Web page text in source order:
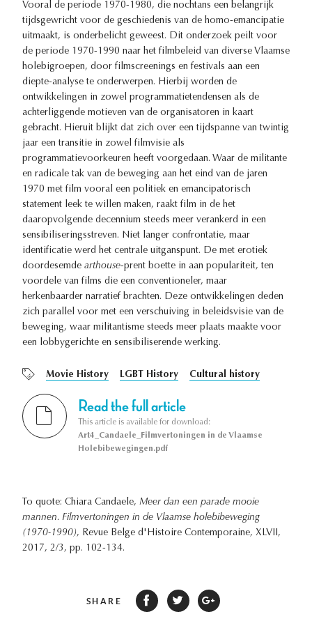
Vooral de periode 1970-1980, die nochtans een belangrijk
tijdsgewricht voor de geschiedenis van de homo-emancipatie
uitmaakt, is onderbelicht geweest. Dit onderzoek peilt voor
de periode 1970-1990 naar het filmbeleid van diverse Vlaamse
holebigroepen, door filmscreenings en festivals aan een
diepte-analyse te onderwerpen. Hierbij worden de
ontwikkelingen in zowel programmatietendensen als de
achterliggende motieven van de organisatoren in kaart
gebracht. Hieruit blijkt dat zich over een tijdspanne van twintig
jaar een transitie in zowel filmvisie als
programmatievoorkeuren heeft voorgedaan. Waar de militante
en radicale tak van de beweging aan het eind van de jaren
1970 met film vooral een politiek en emancipatorisch
statement leek te willen maken, raakt film in de het
daaropvolgende decennium steeds meer verankerd in een
sensibiliseringsstreven. Niet langer confrontatie, maar
identificatie werd het centrale uitganspunt. De met erotiek
doordesemde arthouse-prent boette in aan populariteit, ten
voordele van films die een conventioneler, maar
herkenbaarder narratief brachten. Deze ontwikkelingen deden
zich parallel voor met een verschuiving in beleidsvisie van de
beweging, waar militantisme steeds meer plaats maakte voor
een lobbygerichte en sensibiliserende werking.
Movie History LGBT History Cultural history
Read the full article
This article is available for download:
Art4_Candaele_Filmvertoningen in de Vlaamse
Holebibewegingen.pdf
To quote: Chiara Candaele, Meer dan een parade mooie
mannen. Filmvertoningen in de Vlaamse holebibeweging
(1970-1990), Revue Belge d'Histoire Contemporaine, XLVII,
2017, 2/3, pp. 102-134.
SHARE